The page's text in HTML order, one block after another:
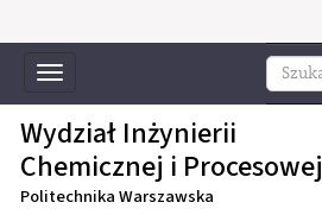
Toggle
navigation
Wydział Inżynierii
Chemicznej i Procesowej
Politechnika Warszawska